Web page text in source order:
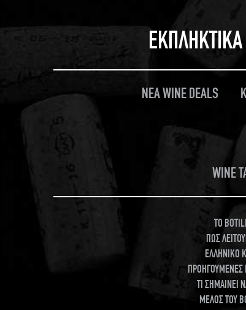
ΝΕΑ WINE DEALS
WINE
TO
ΠΩΣ
ΕΛΛΗΝΙΚΟ
ΠΡΟΗΓΟΥΜΕΝΕΣ
ΤΙ ΣΗΜΑΙΝΕΙ
ΜΕΛΟΣ ΤΟΥ